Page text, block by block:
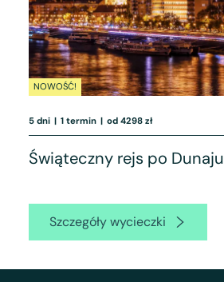
NOWOŚĆ!
5 dni | 1 termin | od 4298 zł
Świąteczny rejs po Dunaju
Szczegóły wycieczki